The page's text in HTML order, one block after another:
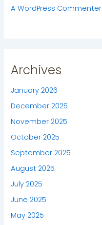
A WordPress Commenter
Archives
January 2026
December 2025
November 2025
October 2025
September 2025
August 2025
July 2025
June 2025
May 2025